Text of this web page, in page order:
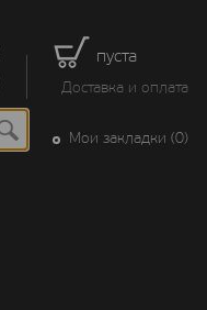
пуста
Доставка и оплата
Мои закладки (0)